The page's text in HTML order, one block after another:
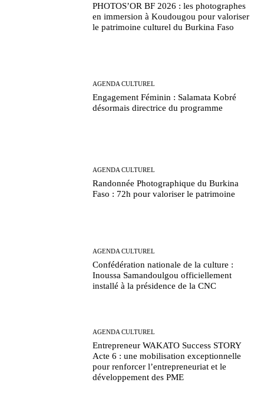
PHOTOS’OR BF 2026 : les photographes
en immersion à Koudougou pour valoriser
le patrimoine culturel du Burkina Faso
AGENDA CULTUREL
Engagement Féminin : Salamata Kobré
désormais directrice du programme
AGENDA CULTUREL
Randonnée Photographique du Burkina
Faso : 72h pour valoriser le patrimoine
AGENDA CULTUREL
Confédération nationale de la culture :
Inoussa Samandoulgou officiellement
installé à la présidence de la CNC
AGENDA CULTUREL
Entrepreneur WAKATO Success STORY
Acte 6 : une mobilisation exceptionnelle
pour renforcer l’entrepreneuriat et le
développement des PME